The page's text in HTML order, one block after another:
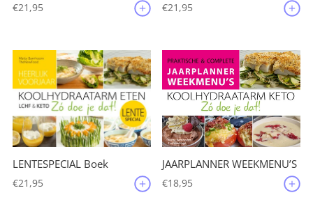
€21,95 €21,95
LENTESPECIAL Boek
€21,95
JAARPLANNER WEEKMENU’S
€18,95